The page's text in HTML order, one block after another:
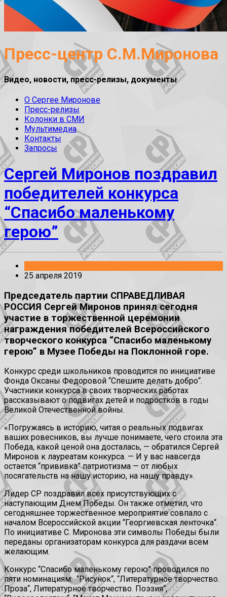
Пресс-центр С.М.Миронова
Видео, новости, пресс-релизы, документы
О Сергее Миронове
Пресс-релизы
Колонки в СМИ
Мультимедиа
Контакты
Запросы
Сергей Миронов поздравил
победителей конкурса
“Спасибо маленькому
герою”
25 апреля 2019
Председатель партии СПРАВЕДЛИВАЯ
РОССИЯ Сергей Миронов принял сегодня
участие в торжественной церемонии
награждения победителей Всероссийского
творческого конкурса “Спасибо маленькому
герою” в Музее Победы на Поклонной горе.
Конкурс среди школьников проводится по инициативе
Фонда Оксаны Федоровой “Спешите делать добро“.
Участники конкурса в своих творческих работах
рассказывают о подвигах детей и подростков в годы
Великой Отечественной войны.
«Погружаясь в историю, читая о реальных подвигах
ваших ровесников, вы лучше понимаете, чего стоила эта
Победа, какой ценой она досталась, — обратился Сергей
Миронов к лауреатам конкурса. — И у вас навсегда
остается “прививка” патриотизма — от любых
посягательств на нашу историю, на нашу правду».
Лидер СР поздравил всех присутствующих с
наступающим Днем Победы. Он также отметил, что
сегодняшнее торжественное мероприятие совпало с
началом Всероссийской акции “Георгиевская ленточка“.
По инициативе С. Миронова эти символы Победы были
переданы организаторам конкурса для раздачи всем
желающим.
Конкурс “Спасибо маленькому герою” проводился по
пяти номинациям: “Рисунок“, “Литературное творчество.
Проза“, Литературное творчество. Поэзия“,